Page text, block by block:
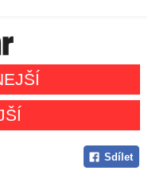
Sdílet